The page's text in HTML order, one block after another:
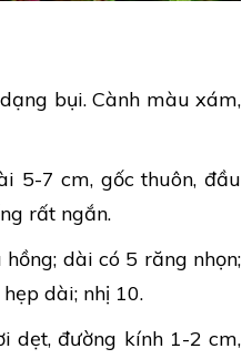
bụi. Cành màu xám,
5-7 cm, gốc thuôn, đầu
rất ngắn.
dài có 5 răng nhọn;
dài; nhị 10.
dẹt, đường kính 1-2 cm,